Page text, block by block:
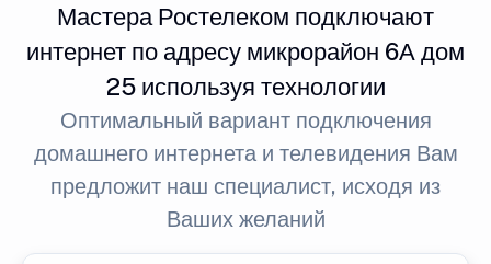
Мастера Ростелеком подключают
интернет по адресу микрорайон 6А дом
25 используя технологии
Оптимальный вариант подключения
домашнего интернета и телевидения Вам
предложит наш специалист, исходя из
Ваших желаний